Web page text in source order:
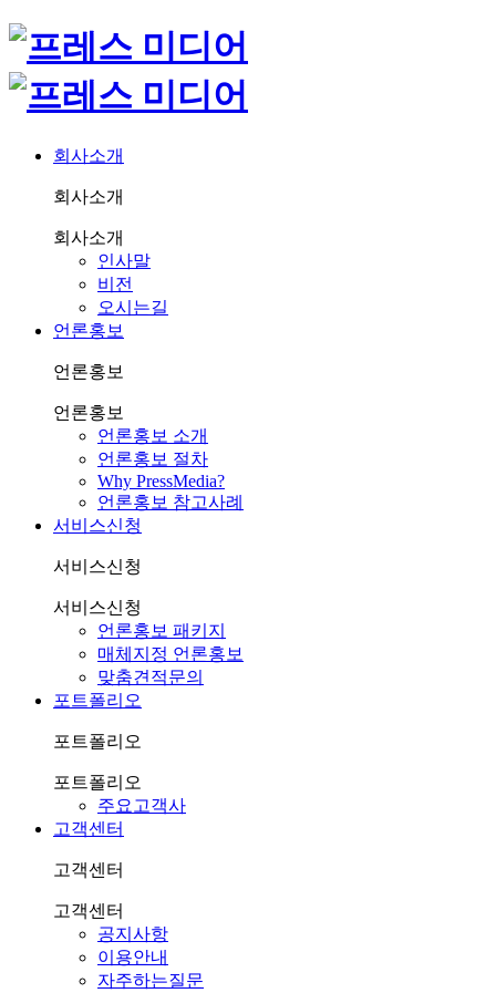
회사소개
회사소개
회사소개
인사말
비전
오시는길
언론홍보
언론홍보
언론홍보
언론홍보 소개
언론홍보 절차
Why PressMedia?
언론홍보 참고사례
서비스신청
서비스신청
서비스신청
언론홍보 패키지
매체지정 언론홍보
맞춤견적문의
포트폴리오
포트폴리오
포트폴리오
주요고객사
고객센터
고객센터
고객센터
공지사항
이용안내
자주하는질문